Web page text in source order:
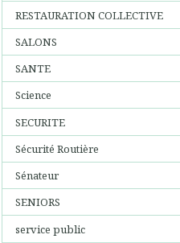
RESTAURATION COLLECTIVE
SALONS
SANTE
Science
SECURITE
Sécurité Routière
Sénateur
SENIORS
service public